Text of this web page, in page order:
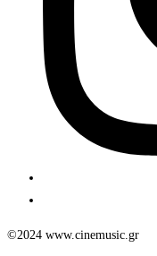
©2024 www.cinemusic.gr